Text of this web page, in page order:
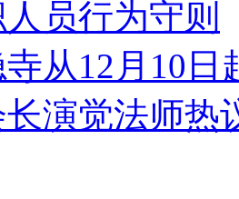
员行为守则
从12月10日
演觉法师热